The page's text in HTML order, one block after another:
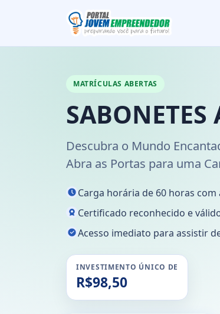
MATRÍCULAS ABERTAS
SABONETES
Descubra o Mundo
Abra as Portas para uma
Carga horária de 60 horas com
Certificado reconhecido e
Acesso imediato para assistir
INVESTIMENTO ÚNICO DE
R$98,50